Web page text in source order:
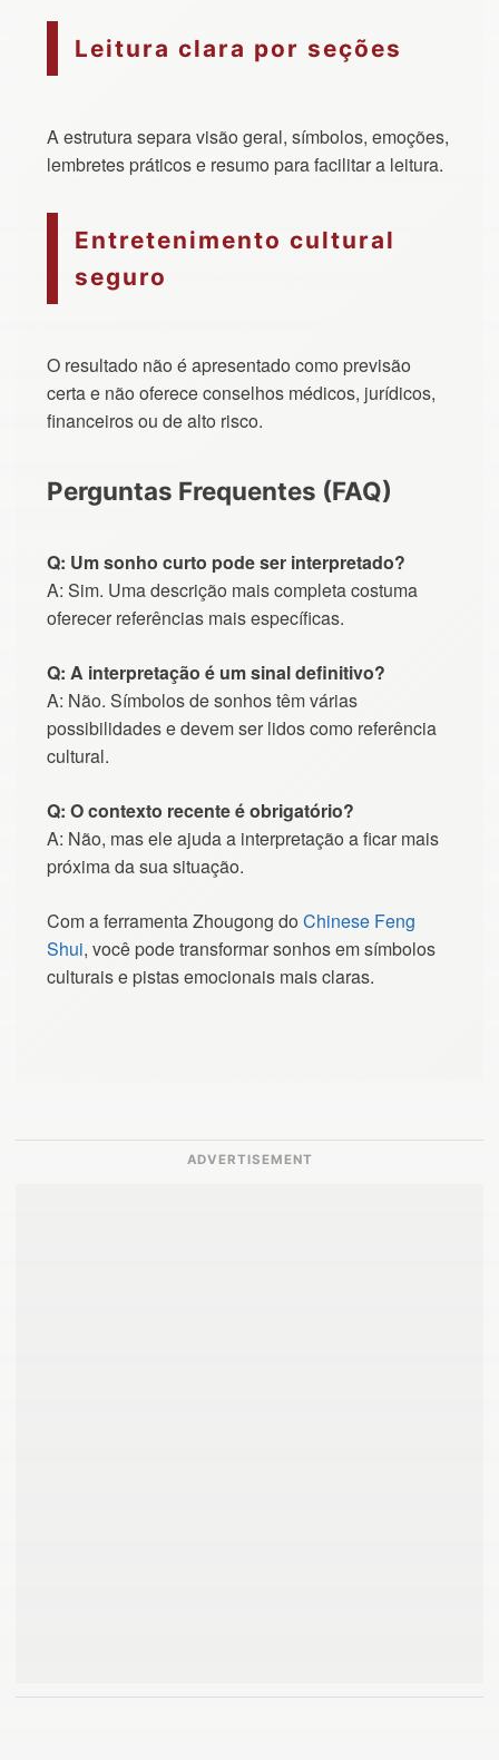
Leitura clara por seções
A estrutura separa visão geral, símbolos, emoções,
lembretes práticos e resumo para facilitar a leitura.
Entretenimento cultural
seguro
O resultado não é apresentado como previsão
certa e não oferece conselhos médicos, jurídicos,
financeiros ou de alto risco.
Perguntas Frequentes (FAQ)
Q: Um sonho curto pode ser interpretado?
A: Sim. Uma descrição mais completa costuma
oferecer referências mais específicas.
Q: A interpretação é um sinal definitivo?
A: Não. Símbolos de sonhos têm várias
possibilidades e devem ser lidos como referência
cultural.
Q: O contexto recente é obrigatório?
A: Não, mas ele ajuda a interpretação a ficar mais
próxima da sua situação.
Com a ferramenta Zhougong do Chinese Feng
Shui, você pode transformar sonhos em símbolos
culturais e pistas emocionais mais claras.